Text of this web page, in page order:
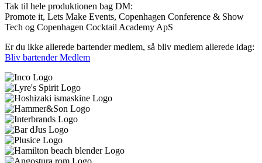
Tak til hele produktionen bag DM:
Promote it, Lets Make Events, Copenhagen Conference & Show
Tech og Copenhagen Cocktail Academy ApS
Er du ikke allerede bartender medlem, så bliv medlem allerede idag:
Bliv bartender Medlem